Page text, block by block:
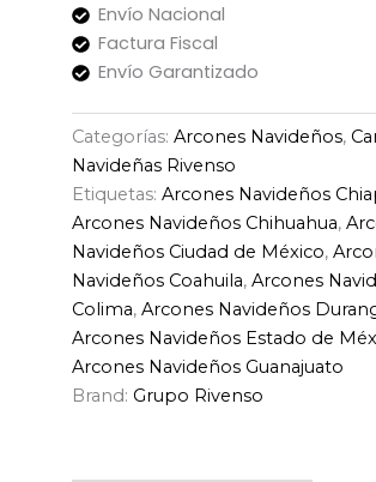
Envío Nacional
Factura Fiscal
Envío Garantizado
Categorías: Arcones Navideños,
Navideñas Rivenso
Etiquetas: Arcones Navideños
Arcones Navideños Chihuahua,
Navideños Ciudad de México,
Navideños Coahuila, Arcones
Colima, Arcones Navideños
Arcones Navideños Estado de
Arcones Navideños Guanajuato
Brand: Grupo Rivenso